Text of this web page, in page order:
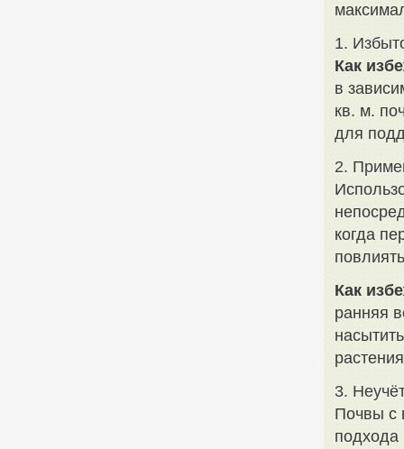
1.
Как
в
кв. м.
для
2.
когда
Как
ранняя
3.
Почвы с
подхода